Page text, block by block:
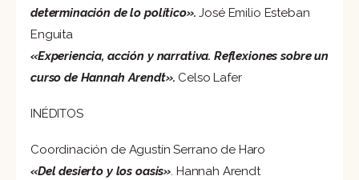
determinación de lo político». José Emilio Esteban
Enguita
«Experiencia, acción y narrativa. Reflexiones sobre un
curso de Hannah Arendt». Celso Lafer
INÉDITOS
Coordinación de Agustín Serrano de Haro
«Del desierto y los oasis». Hannah Arendt